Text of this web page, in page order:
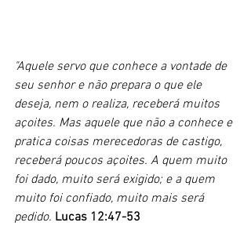
"Aquele servo que conhece a vontade de
seu senhor e não prepara o que ele
deseja, nem o realiza, receberá muitos
açoites. Mas aquele que não a conhece e
pratica coisas merecedoras de castigo,
receberá poucos açoites. A quem muito
foi dado, muito será exigido; e a quem
muito foi confiado, muito mais será
pedido. Lucas 12:47-53